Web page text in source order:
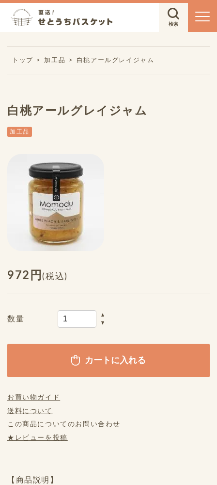
トップ 加工品 白桃アールグレイジャム
白桃アールグレイジャム
加工品
972円(税込)
数量
お買い物ガイド
送料について
この商品についてのお問い合わせ
★レビューを投稿
【商品説明】